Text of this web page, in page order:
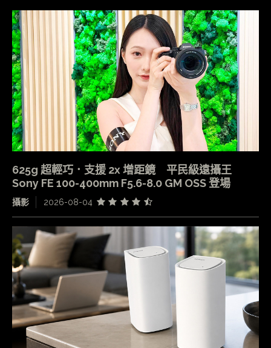
625g 超輕巧．支援 2x 增距鏡 平民級遠攝王
Sony FE 100-400mm F5.6-8.0 GM OSS 登場
攝影 2026-08-04